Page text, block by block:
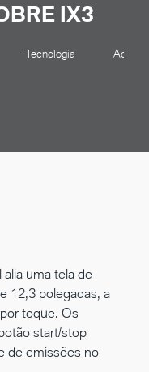
IX3
Tecnologia
uma tela de
12,3 polegadas, a
toque. Os
start/stop
de emissões no